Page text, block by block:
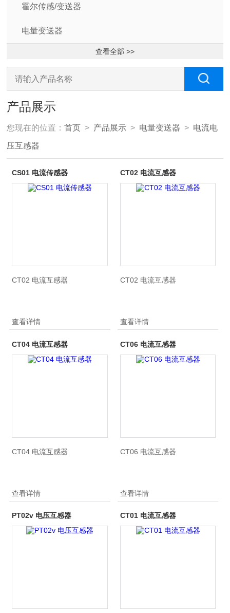
霍尔传感/变送器
电量变送器
查看全部 >>
产品展示
您现在的位置：首页 > 产品展示 > 电量变送器 > 电流电
压互感器
CS01 电流传感器
CT02 电流互感器
查看详情
CT02 电流互感器
CT02 电流互感器
查看详情
CT04 电流互感器
CT04 电流互感器
查看详情
CT06 电流互感器
CT06 电流互感器
查看详情
PT02v 电压互感器 CT01 电流互感器